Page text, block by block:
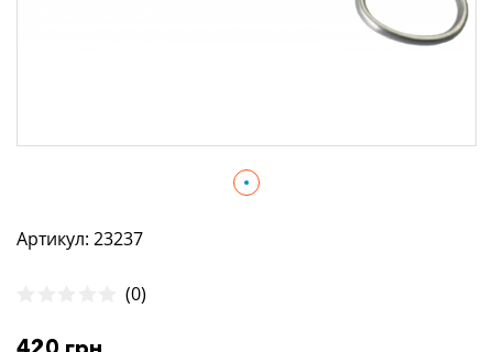
Артикул: 23237
(0)